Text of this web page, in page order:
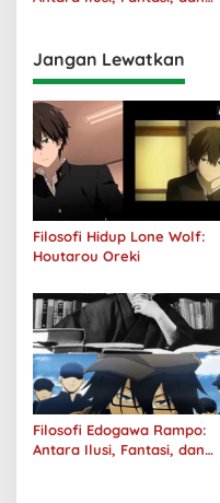
Jangan Lewatkan
Filosofi Hidup Lone Wolf:
Houtarou Oreki
Filosofi Edogawa Rampo:
Antara Ilusi, Fantasi, dan